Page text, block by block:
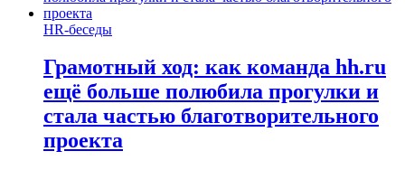
HR-беседы
Грамотный ход: как команда hh.ru
ещё больше полюбила прогулки и
стала частью благотворительного
проекта